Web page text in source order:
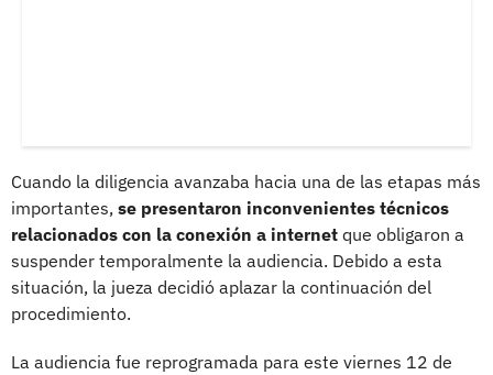
Cuando la diligencia avanzaba hacia una de las etapas más
importantes, se presentaron inconvenientes técnicos
relacionados con la conexión a internet que obligaron a
suspender temporalmente la audiencia. Debido a esta
situación, la jueza decidió aplazar la continuación del
procedimiento.
La audiencia fue reprogramada para este viernes 12 de